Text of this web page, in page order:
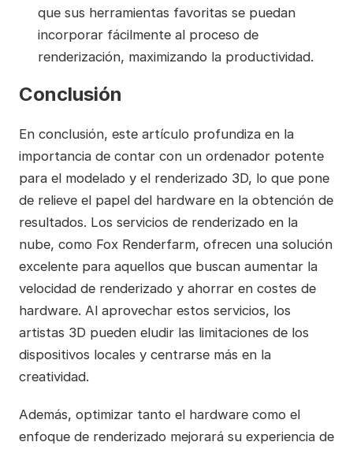
que sus herramientas favoritas se puedan
incorporar fácilmente al proceso de
renderización, maximizando la productividad.
Conclusión
En conclusión, este artículo profundiza en la
importancia de contar con un ordenador potente
para el modelado y el renderizado 3D, lo que pone
de relieve el papel del hardware en la obtención de
resultados. Los servicios de renderizado en la
nube, como Fox Renderfarm, ofrecen una solución
excelente para aquellos que buscan aumentar la
velocidad de renderizado y ahorrar en costes de
hardware. Al aprovechar estos servicios, los
artistas 3D pueden eludir las limitaciones de los
dispositivos locales y centrarse más en la
creatividad.
Además, optimizar tanto el hardware como el
enfoque de renderizado mejorará su experiencia de